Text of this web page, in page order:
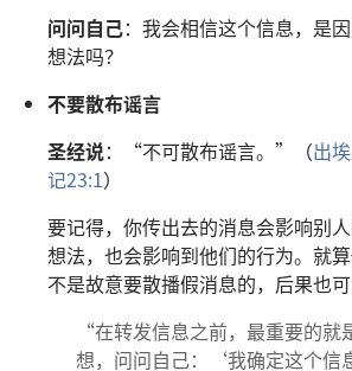
问问自己：我会相信这个信息，是
想法吗？
不要散布谣言
圣经说：“不可散布谣言。”（出
记23:1）
要记得，你传出去的消息会影响别
想法，也会影响到他们的行为。就
不是故意要散播假消息的，后果也可
“在转发信息之前，最重要的就
想，问问自己：‘我确定这个信